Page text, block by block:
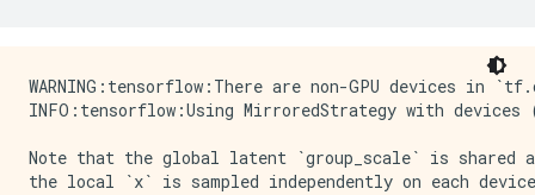
WARNING:tensorflow:There are non-GPU devices
INFO:tensorflow:Using MirroredStrategy with
Note that the global latent `group_scale` is shared
the local `x` is sampled independently on each